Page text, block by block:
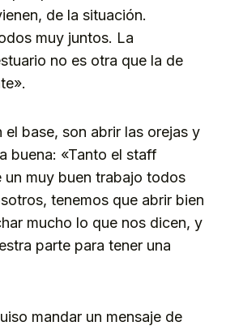
de la situación.
muy juntos. La
no es otra que la de
el base, son abrir las orejas y
buena: «Tanto el staff
un muy buen trabajo todos
tenemos que abrir bien
mucho lo que nos dicen, y
parte para tener una
mandar un mensaje de